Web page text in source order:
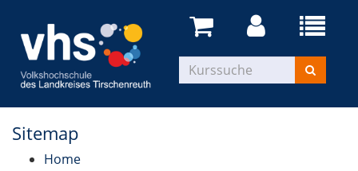
Sitemap
Home